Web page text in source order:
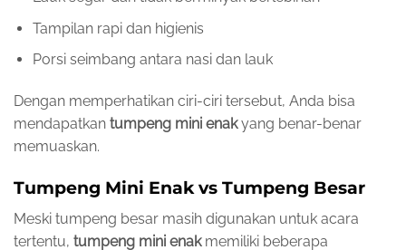
Tampilan rapi dan higienis
Porsi seimbang antara nasi dan lauk
Dengan memperhatikan ciri-ciri tersebut, Anda bisa
mendapatkan tumpeng mini enakyang benar-benar
memuaskan.
Tumpeng Mini Enak vs Tumpeng Besar
Meski tumpeng besar masih digunakan untuk acara
tertentu, tumpeng mini enakmemiliki beberapa